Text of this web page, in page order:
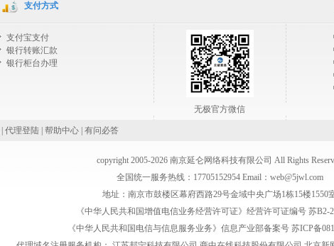
支付方式
支付宝支付
银行转账汇款
银行柜台办理
无极官方微信
代理登陆 帮助中心 有问必答
copyright 2005-2026 南京延仑网络科技有限公司 All Rights
全国统一服务热线：17705152954 Email：web@5jwl.com
地址：南京市鼓楼区幕府西路29号金域中央广场1栋15楼1550
《中华人民共和国增值电信业务经营许可证》经营许可证编号 苏B2-
《中华人民共和国电信与信息服务业务》信息产业部备案号 苏ICP备